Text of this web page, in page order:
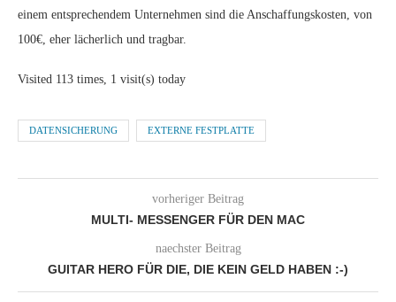
einem entsprechendem Unternehmen sind die Anschaffungskosten, von
100€, eher lächerlich und tragbar.
Visited 113 times, 1 visit(s) today
DATENSICHERUNG EXTERNE FESTPLATTE
vorheriger Beitrag
MULTI- MESSENGER FÜR DEN MAC
naechster Beitrag
GUITAR HERO FÜR DIE, DIE KEIN GELD HABEN :-)